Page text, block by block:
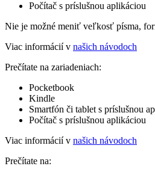
Počítač s príslušnou aplikáciou
Nie je možné meniť veľkosť písma,
Viac informácií v našich návodoch
Prečítate na zariadeniach:
Pocketbook
Kindle
Smartfón či tablet s príslušnou
Počítač s príslušnou aplikáciou
Viac informácií v našich návodoch
Prečítate na: